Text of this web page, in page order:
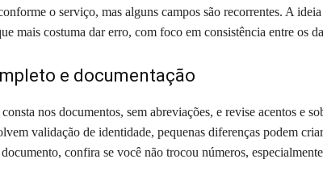
o serviço, mas alguns campos são recorrentes. A
mais costuma dar erro, com foco em consistência entre os
e documentação
nos documentos, sem abreviações, e revise acentos e
validação de identidade, pequenas diferenças podem
confira se você não trocou números,